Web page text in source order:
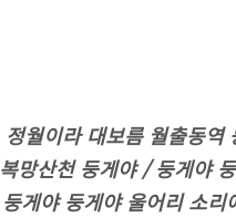
정월이라 대보름 월출동
복망산천 둥게야 / 둥게야
둥게야 둥게야 울어리 소